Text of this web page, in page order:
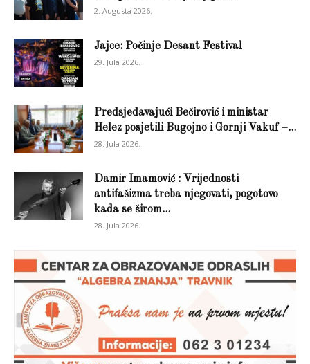
2. Augusta 2026.
Jajce: Počinje Desant Festival
29. Jula 2026.
Predsjedavajući Bečirović i ministar
Helez posjetili Bugojno i Gornji Vakuf –...
28. Jula 2026.
Damir Imamović : Vrijednosti
antifašizma treba njegovati, pogotovo
kada se širom...
28. Jula 2026.